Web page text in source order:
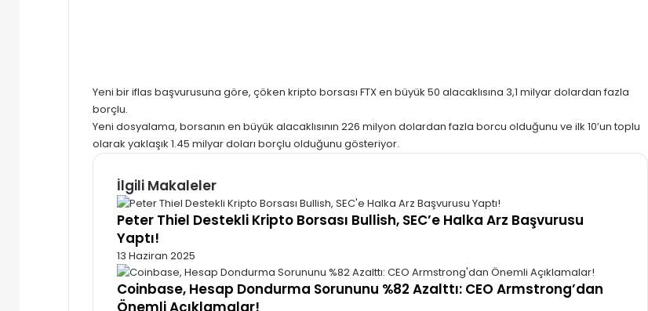
Yeni bir iflas başvurusuna göre, çöken kripto borsası FTXen büyük 50 alacaklısına 3,1 milyar dolardan fazla
borçlu.
Yeni dosyalama, borsanın en büyük alacaklısının 226 milyon dolardan fazla borcu olduğunu ve ilk 10’un toplu
olarak yaklaşık 1.45 milyar doları borçlu olduğunu gösteriyor.
İlgili Makaleler
Peter Thiel Destekli Kripto Borsası Bullish, SEC’e Halka Arz Başvurusu
Yaptı!
13 Haziran 2025
Coinbase, Hesap Dondurma Sorununu %82 Azalttı: CEO Armstrong’dan
Önemli Açıklamalar!